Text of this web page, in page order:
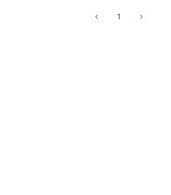
토우씨엔-남투현 우리 행정구역으로 치면 군
1